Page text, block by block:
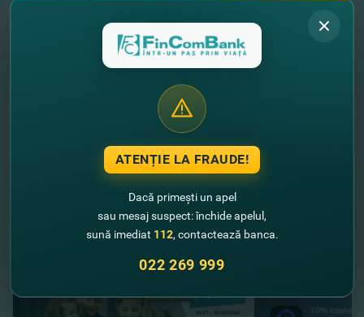
FinComBank&Rompetrol)
aplică online pentru emiterea lui
şi vină la sucursala aleasă doar pentru a ridica
cardul deja emis.
Cardul poate fi primit peste de 3 zile lucrătoare în mun.
Chişinău sau 7 zile lucrătoare în orice regiune a ţării.
Vreai să afli despre toate ofertele
speciale Mastercard? DETALII
Alte noutăţi
ATENȚIE LA FRAUDE!
Dacă primești un apel
sau mesaj suspect: închide apelul,
sună imediat 112, contactează banca.
022 269 999